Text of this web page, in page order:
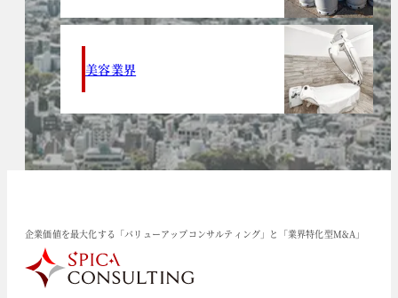
美容業界
企業価値を最大化する「バリューアップコンサルティング」と「業界特化型M&A」